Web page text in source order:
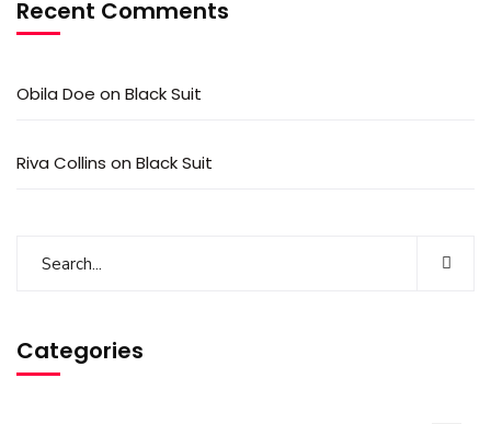
Recent Comments
Obila Doe on Black Suit
Riva Collins on Black Suit
Categories